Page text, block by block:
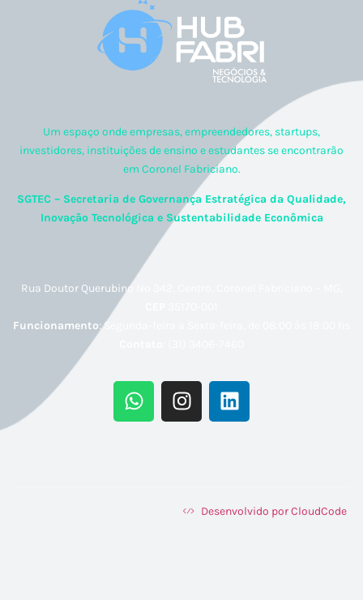
Um espaço onde empresas, empreendedores, startups,
investidores, instituições de ensino e estudantes se encontrarão
em Coronel Fabriciano.
SGTEC – Secretaria de Governança Estratégica da Qualidade,
Inovação Tecnológica e Sustentabilidade Econômica
Rua Doutor Querubino Nº 342, Centro, Coronel Fabriciano – MG,
Funcionamento: Segunda-feira a Sexta-feira, de 08:00 às 18:00 hs
Desenvolvido por CloudCode